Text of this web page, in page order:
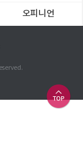
오피니언